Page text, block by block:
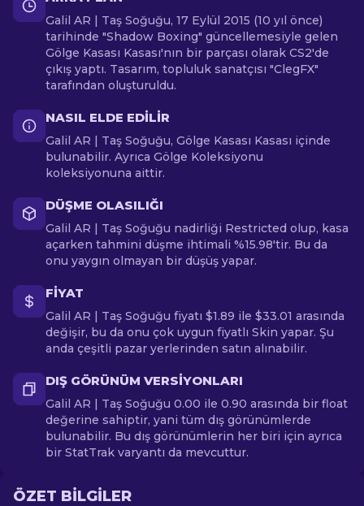
Galil AR | Taş Soğuğu, 17 Eylül 2015 (10 yıl önce)
tarihinde "Shadow Boxing" güncellemesiyle gelen
Gölge Kasası Kasası'nın bir parçası olarak CS2'de
çıkış yaptı. Tasarım, topluluk sanatçısı "ClegFX"
tarafından oluşturuldu.
NASIL ELDE EDILIR
Galil AR | Taş Soğuğu, Gölge Kasası Kasası içinde
bulunabilir. Ayrıca Gölge Koleksiyonu
koleksiyonuna aittir.
DÜŞME OLASILIĞI
Galil AR | Taş Soğuğu nadirliği Restricted olup, kasa
açarken tahmini düşme ihtimali %15.98'tir. Bu da
onu yaygın olmayan bir düşüş yapar.
FIYAT
Galil AR | Taş Soğuğu fiyatı $1.89 ile $33.01 arasında
değişir, bu da onu çok uygun fiyatlı Skin yapar. Şu
anda çeşitli pazar yerlerinden satın alınabilir.
DIŞ GÖRÜNÜM VERSIYONLARI
Galil AR | Taş Soğuğu 0.00 ile 0.90 arasında bir float
değerine sahiptir, yani tüm dış görünümlerde
bulunabilir. Bu dış görünümlerin her biri için ayrıca
bir StatTrak varyantı da mevcuttur.
ÖZET BILGILER